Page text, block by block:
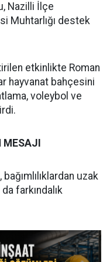
Nazilli İlçe
Muhtarlığı destek
etkinlikte Roman
hayvanat bahçesini
voleybol ve
uzak
farkındalık